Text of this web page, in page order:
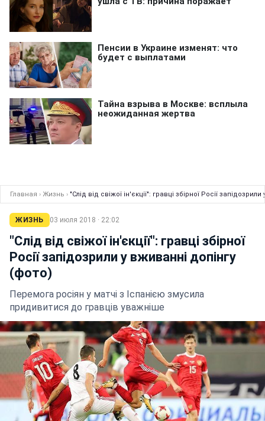
Главная › Жизнь › "Слід від свіжої ін'єкції": гравці збірної Росії
ЖИЗНЬ 03 июля 2018 · 22:02
"Слід від свіжої ін'єкції": гравці збірної
Росії запідозрили у вживанні допінгу
(фото)
Перемога росіян у матчі з Іспанією змусила
придивитися до гравців уважніше